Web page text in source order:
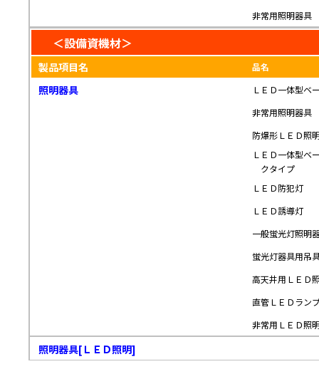
非常用照明器具
＜設備資機材＞
製品項目名 品名
照明器具
ＬＥＤ一体型ベ
非常用照明器具
防爆形ＬＥＤ照
ＬＥＤ一体型
クタイプ
ＬＥＤ防犯灯
ＬＥＤ誘導灯
一般蛍光灯照明
蛍光灯器具用吊
高天井用ＬＥＤ
直管ＬＥＤラン
非常用ＬＥＤ照
照明器具[ＬＥＤ照明]